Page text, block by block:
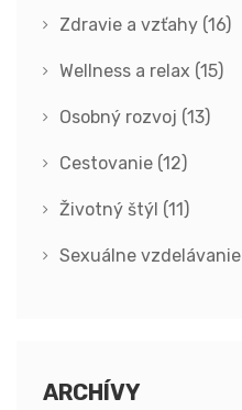
Zdravie a vzťahy (16)
Wellness a relax (15)
Osobný rozvoj (13)
Cestovanie (12)
Životný štýl (11)
Sexuálne vzdelávanie
ARCHÍVY